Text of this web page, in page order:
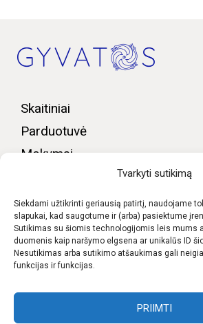
Tvarkyti sutikimą
Siekdami užtikrinti geriausią patirtį, naudojame
slapukai, kad saugotume ir (arba) pasiektume
Sutikimas su šiomis technologijomis leis mums
duomenis kaip naršymo elgsena ar unikalūs ID
Nesutikimas arba sutikimo atšaukimas gali
funkcijas ir funkcijas.
PRIIMTI
Skaitiniai
Parduotuvė
Mokymai
Bendruomenės zona
Apie mus
Kontaktai
D.U.K.
Pristatymas
Privatumo politika